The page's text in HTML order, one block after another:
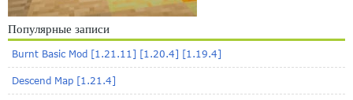
Популярные записи
Burnt Basic Mod [1.21.11] [1.20.4] [1.19.4]
Descend Map [1.21.4]